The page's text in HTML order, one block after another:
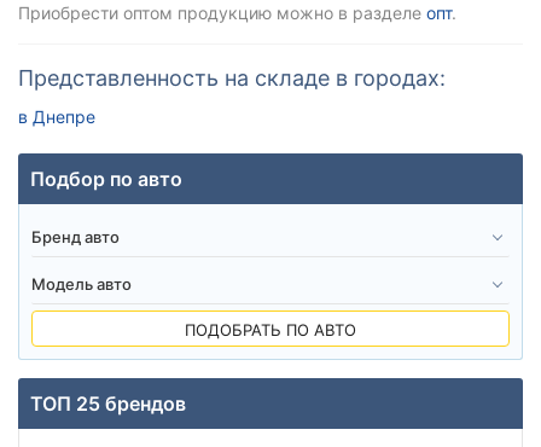
Приобрести оптом продукцию можно в разделе опт.
Представленность на складе в городах:
в Днепре
Подбор по авто
ПОДОБРАТЬ ПО АВТО
ТОП 25 брендов